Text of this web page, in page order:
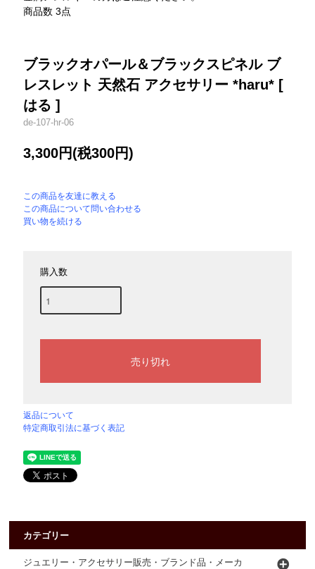
商品数 3点
ブラックオパール＆ブラックスピネル ブ
レスレット 天然石 アクセサリー *haru* [
はる ]
de-107-hr-06
3,300円(税300円)
この商品を友達に教える
この商品について問い合わせる
買い物を続ける
購入数
返品について
特定商取引法に基づく表記
カテゴリー
ジュエリー・アクセサリー販売・ブランド品・メーカ